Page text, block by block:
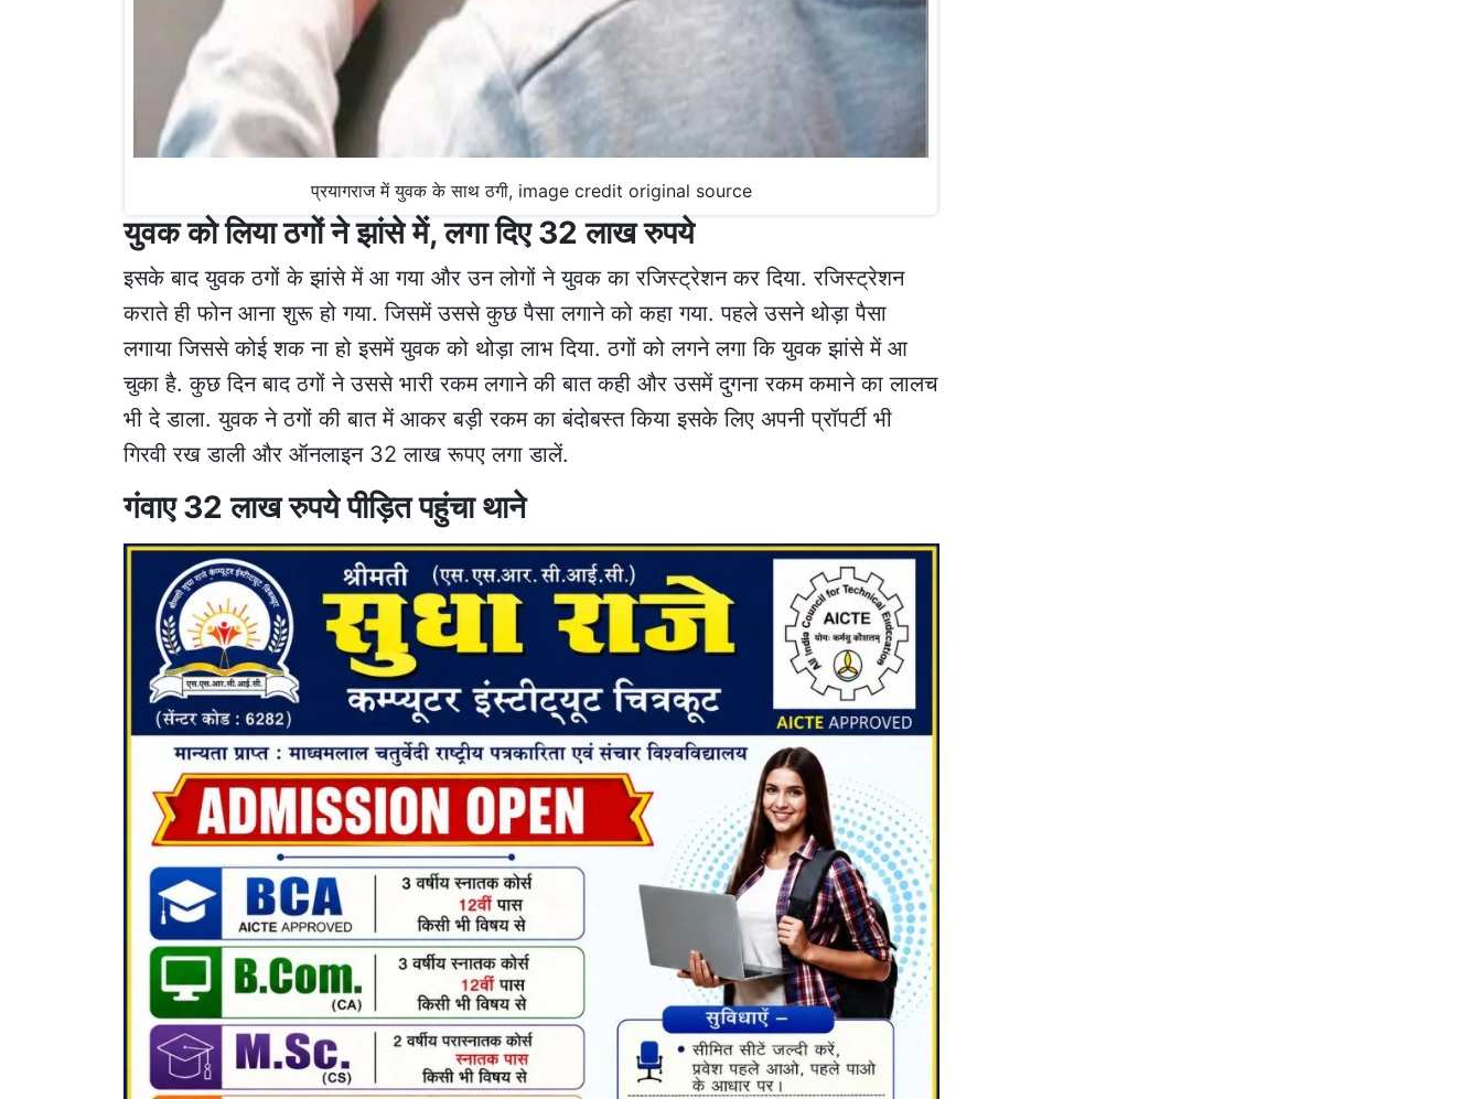
प्रयागराज में युवक के साथ ठगी, image credit original source
युवक को लिया ठगों ने झांसे में, लगा दिए 32 लाख रुपये
इसके बाद युवक ठगों के झांसे में आ गया और उन लोगों ने युवक का रजिस्ट्रेशन कर दिया. रजिस्ट्रेशन
कराते ही फोन आना शुरू हो गया. जिसमें उससे कुछ पैसा लगाने को कहा गया. पहले उसने थोड़ा पैसा
लगाया जिससे कोई शक ना हो इसमें युवक को थोड़ा लाभ दिया. ठगों को लगने लगा कि युवक झांसे में आ
चुका है. कुछ दिन बाद ठगों ने उससे भारी रकम लगाने की बात कही और उसमें दुगना रकम कमाने का लालच
भी दे डाला. युवक ने ठगों की बात में आकर बड़ी रकम का बंदोबस्त किया इसके लिए अपनी प्रॉपर्टी भी
गिरवी रख डाली और ऑनलाइन 32 लाख रूपए लगा डालें.
गंवाए 32 लाख रुपये पीड़ित पहुंचा थाने